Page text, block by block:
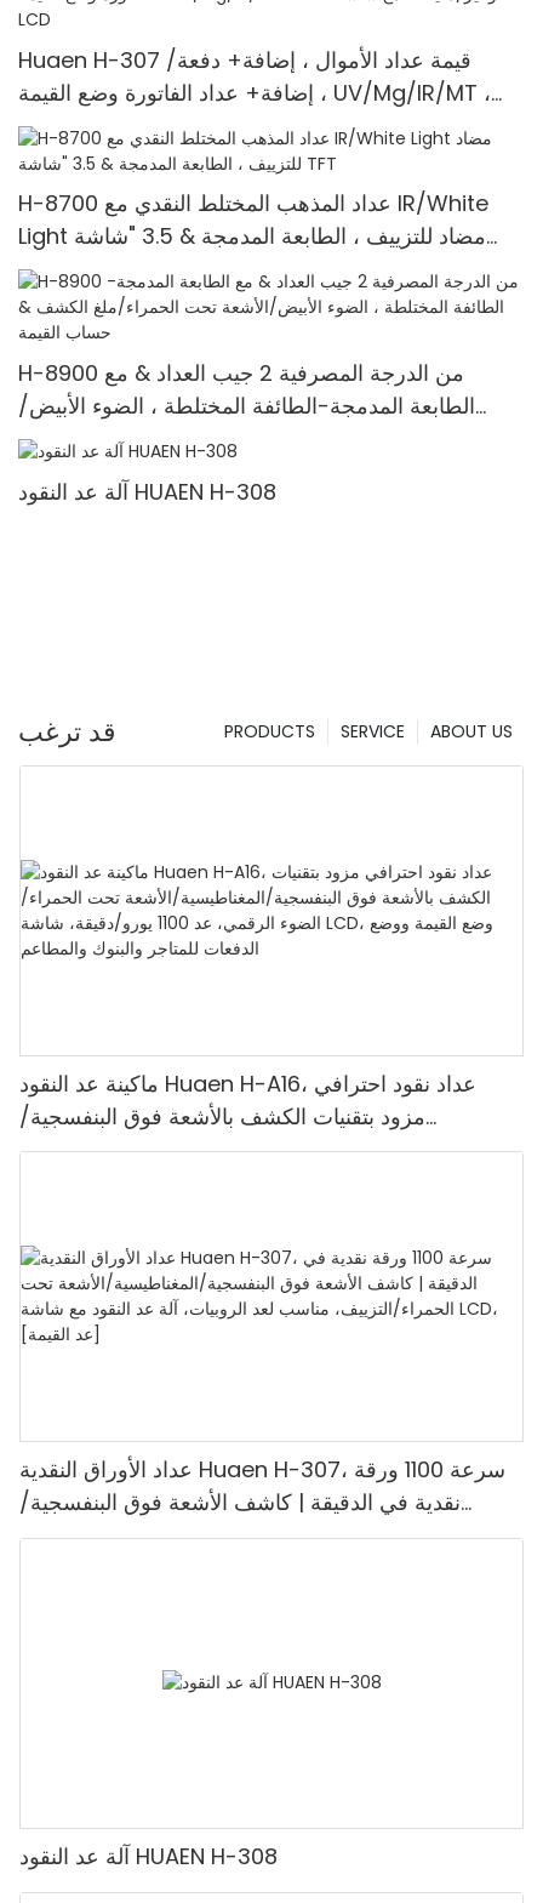
Huaen H-307 قيمة عداد الأموال ، إضافة+ دفعة/
إضافة+ عداد الفاتورة وضع القيمة ، UV/Mg/IR/MT ،
1100 فواتير/دقيقة ، مع شاشة LCD
H-8700 عداد المذهب المختلط النقدي مع IR/White
Light مضاد للتزييف ، الطابعة المدمجة & 3.5 "شاشة
TFT
H-8900 من الدرجة المصرفية 2 جيب العداد & مع
الطابعة المدمجة-الطائفة المختلطة ، الضوء الأبيض/
الأشعة تحت الحمراء/ملغ الكشف & حساب القيمة
آلة عد النقود HUAEN H-308
قد ترغب ABOUT US
SERVICE
PRODUCTS
ماكينة عد النقود Huaen H-A16، عداد نقود احترافي
مزود بتقنيات الكشف بالأشعة فوق البنفسجية/
المغناطيسية/الأشعة تحت الحمراء/الضوء الرقمي، عد
عداد الأوراق النقدية Huaen H-307، سرعة 1100 ورقة
نقدية في الدقيقة | كاشف الأشعة فوق البنفسجية/
المغناطيسية/الأشعة تحت الحمراء/التزييف، مناسب لعد
آلة عد النقود HUAEN H-308